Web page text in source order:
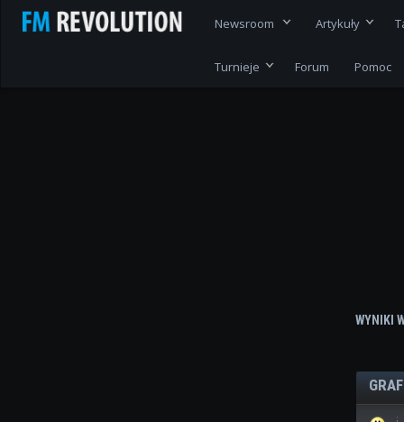
Newsroom Artykuły
Turnieje Forum Pomoc
WYNIKI